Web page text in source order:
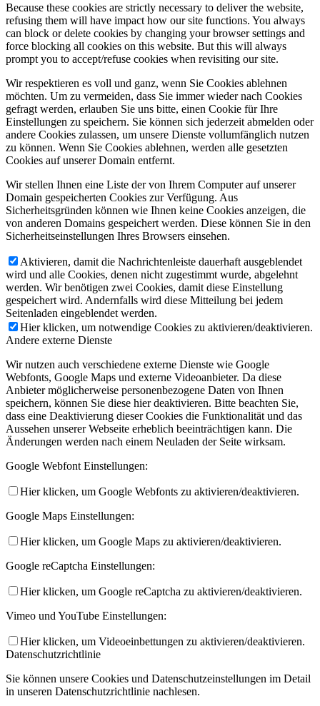
Because these cookies are strictly necessary to deliver the website,
refusing them will have impact how our site functions. You always
can block or delete cookies by changing your browser settings and
force blocking all cookies on this website. But this will always
prompt you to accept/refuse cookies when revisiting our site.
Wir respektieren es voll und ganz, wenn Sie Cookies ablehnen
möchten. Um zu vermeiden, dass Sie immer wieder nach Cookies
gefragt werden, erlauben Sie uns bitte, einen Cookie für Ihre
Einstellungen zu speichern. Sie können sich jederzeit abmelden oder
andere Cookies zulassen, um unsere Dienste vollumfänglich nutzen
zu können. Wenn Sie Cookies ablehnen, werden alle gesetzten
Cookies auf unserer Domain entfernt.
Wir stellen Ihnen eine Liste der von Ihrem Computer auf unserer
Domain gespeicherten Cookies zur Verfügung. Aus
Sicherheitsgründen können wie Ihnen keine Cookies anzeigen, die
von anderen Domains gespeichert werden. Diese können Sie in den
Sicherheitseinstellungen Ihres Browsers einsehen.
Aktivieren, damit die Nachrichtenleiste dauerhaft ausgeblendet
wird und alle Cookies, denen nicht zugestimmt wurde, abgelehnt
werden. Wir benötigen zwei Cookies, damit diese Einstellung
gespeichert wird. Andernfalls wird diese Mitteilung bei jedem
Seitenladen eingeblendet werden.
Hier klicken, um notwendige Cookies zu aktivieren/deaktivieren.
Andere externe Dienste
Wir nutzen auch verschiedene externe Dienste wie Google
Webfonts, Google Maps und externe Videoanbieter. Da diese
Anbieter möglicherweise personenbezogene Daten von Ihnen
speichern, können Sie diese hier deaktivieren. Bitte beachten Sie,
dass eine Deaktivierung dieser Cookies die Funktionalität und das
Aussehen unserer Webseite erheblich beeinträchtigen kann. Die
Änderungen werden nach einem Neuladen der Seite wirksam.
Google Webfont Einstellungen:
Hier klicken, um Google Webfonts zu aktivieren/deaktivieren.
Google Maps Einstellungen:
Hier klicken, um Google Maps zu aktivieren/deaktivieren.
Google reCaptcha Einstellungen:
Hier klicken, um Google reCaptcha zu aktivieren/deaktivieren.
Vimeo und YouTube Einstellungen:
Hier klicken, um Videoeinbettungen zu aktivieren/deaktivieren.
Datenschutzrichtlinie
Sie können unsere Cookies und Datenschutzeinstellungen im Detail
in unseren Datenschutzrichtlinie nachlesen.